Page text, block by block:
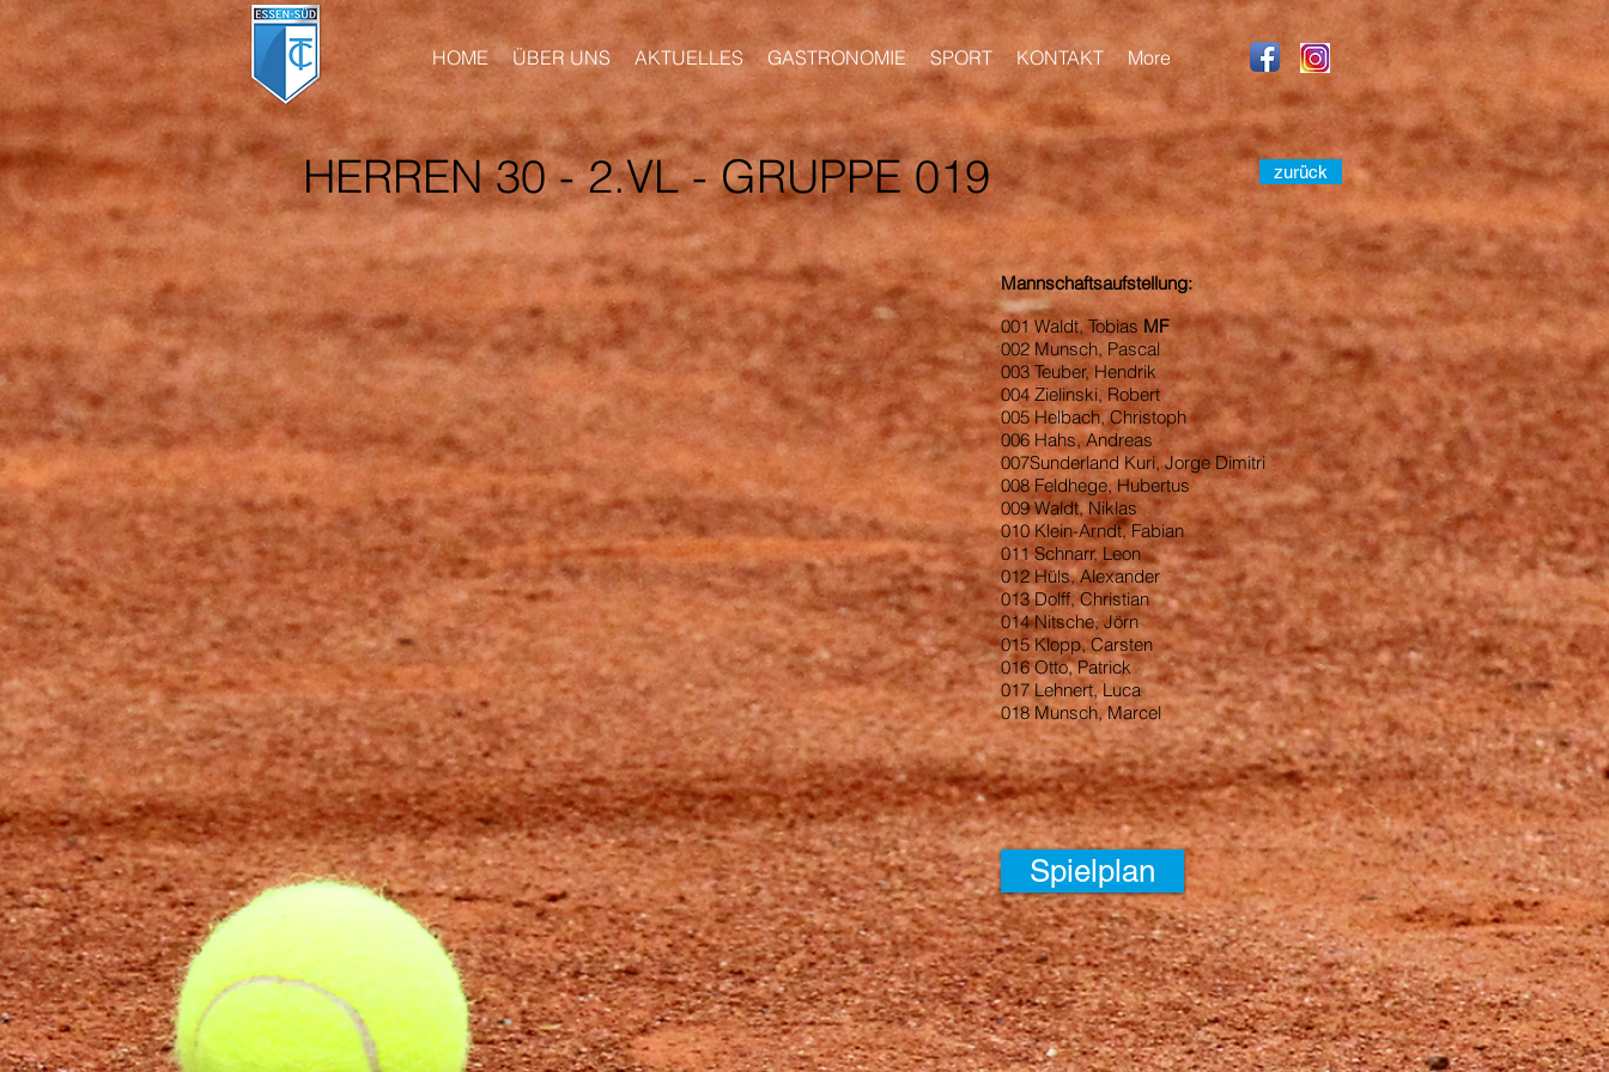
HOME ÜBER UNS AKTUELLES GASTRONOMIE SPORT KONTAKT More
HERREN 30 - 2.VL - GRUPPE 019 zurück
Mannschaftsaufstellung:
001 Waldt, Tobias MF
002 Munsch, Pascal
003 Teuber, Hendrik
004 Zielinski, Robert
005 Helbach, Christoph
006 Hahs, Andreas
007Sunderland Kuri, Jorge Dimitri
008 Feldhege, Hubertus
009 Waldt, Niklas
010 Klein-Arndt, Fabian
011Schnarr, Leon
012 Hüls, Alexander
013 Dolff, Christian
014 Nitsche, Jörn
015 Klopp, Carsten
016 Otto, Patrick
017 Lehnert, Luca
018 Munsch, Marcel
Spielplan